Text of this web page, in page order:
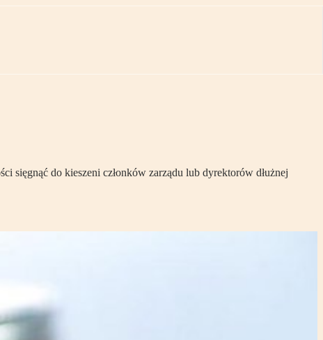
sięgnąć do kieszeni członków zarządu lub dyrektorów dłużnej